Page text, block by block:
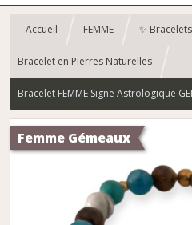
Accueil FEMME ✨
Bracelet en Pierres Naturelles
Bracelet FEMME Signe Astrologique
Femme Gémeaux